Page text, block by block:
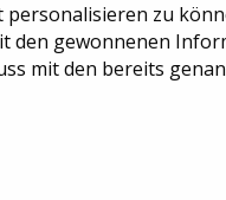
zu
den gewonnenen
mit den bereits